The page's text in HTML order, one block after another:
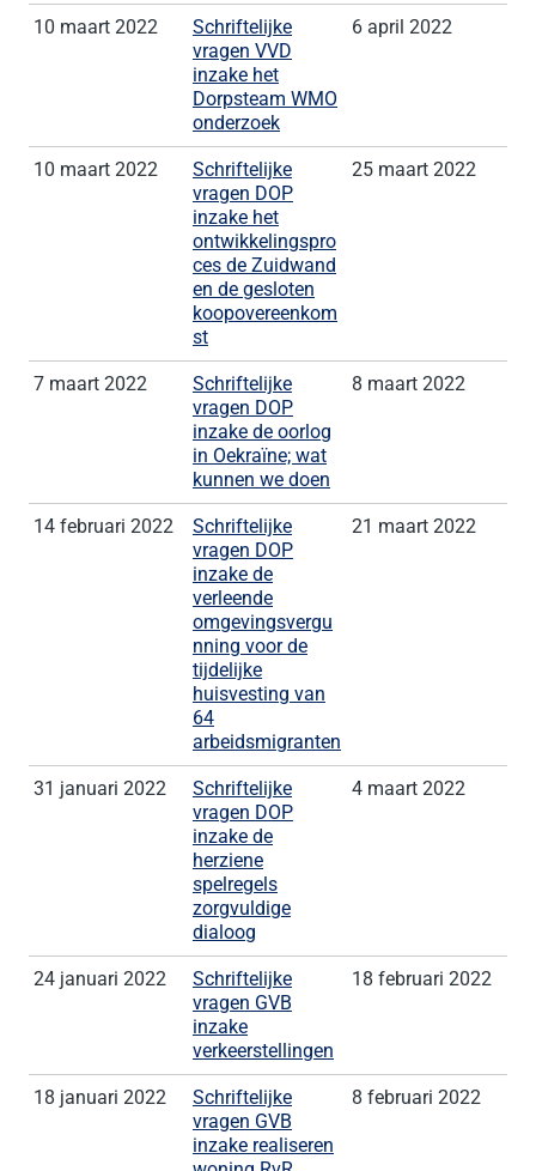
10 maart 2022
Schriftelijke
vragen VVD
inzake het
Dorpsteam WMO
onderzoek
6 april 2022
10 maart 2022
Schriftelijke
vragen DOP
inzake het
ontwikkelingspro
ces de Zuidwand
en de gesloten
koopovereenkom
st
25 maart 2022
7 maart 2022
Schriftelijke
vragen DOP
inzake de oorlog
in Oekraïne; wat
kunnen we doen
8 maart 2022
14 februari 2022
Schriftelijke
vragen DOP
inzake de
verleende
omgevingsvergu
nning voor de
tijdelijke
huisvesting van
64
arbeidsmigranten
21 maart 2022
31 januari 2022
Schriftelijke
vragen DOP
inzake de
herziene
spelregels
zorgvuldige
dialoog
4 maart 2022
24 januari 2022
Schriftelijke
vragen GVB
inzake
verkeerstellingen
18 februari 2022
18 januari 2022
Schriftelijke
vragen GVB
inzake realiseren
8 februari 2022